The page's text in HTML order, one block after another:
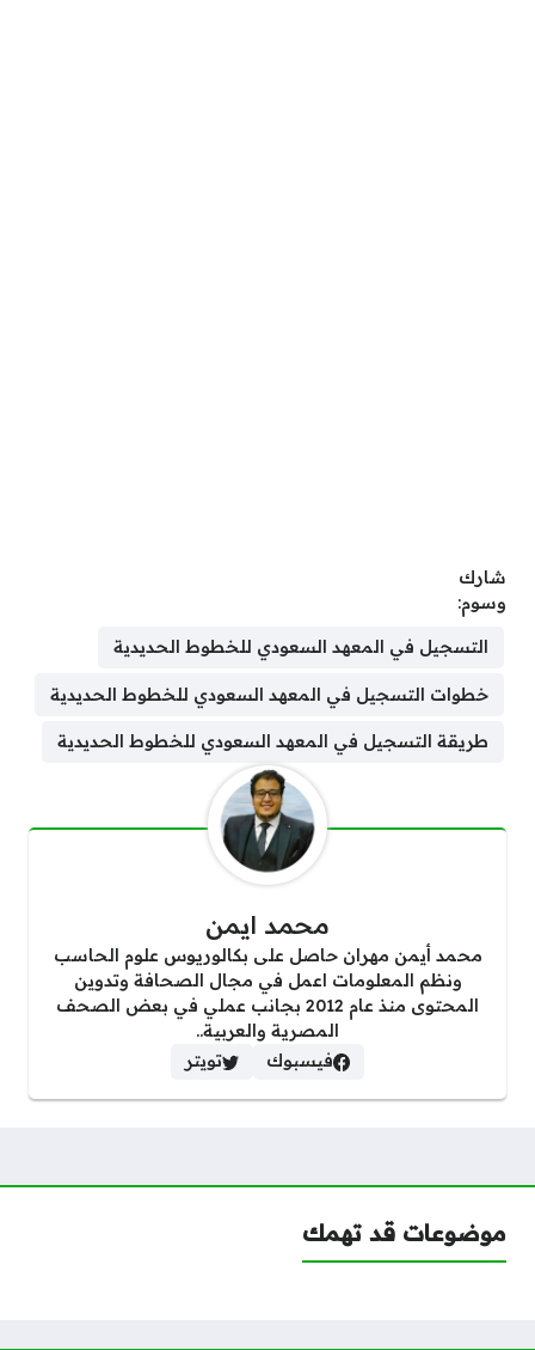
شارك
وسوم:
التسجيل في المعهد السعودي للخطوط الحديدية
خطوات التسجيل في المعهد السعودي للخطوط الحديدية
طريقة التسجيل في المعهد السعودي للخطوط الحديدية
محمد ايمن
محمد أيمن مهران حاصل على بكالوريوس علوم الحاسب
ونظم المعلومات اعمل في مجال الصحافة وتدوين
المحتوى منذ عام 2012 بجانب عملي في بعض الصحف
المصرية والعربية..
فيسبوك
تويتر
موضوعات قد تهمك